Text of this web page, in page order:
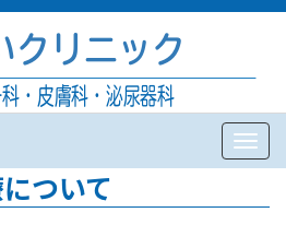
クリニック
・皮膚科・泌尿器科
ついて